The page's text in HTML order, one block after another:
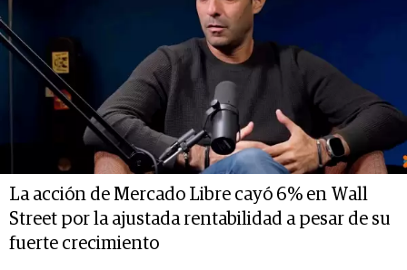
La acción de Mercado Libre cayó 6% en Wall
Street por la ajustada rentabilidad a pesar de su
fuerte crecimiento